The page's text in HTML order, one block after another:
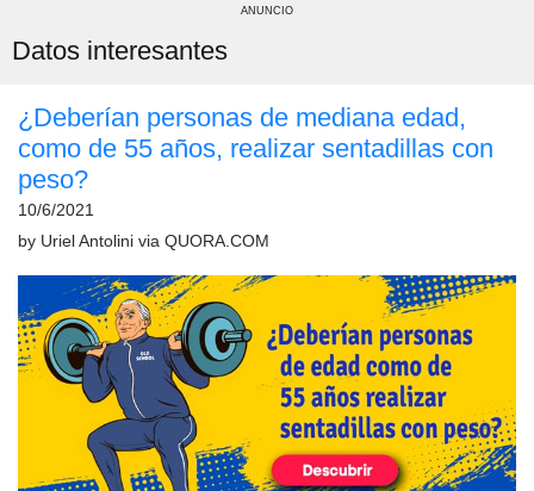
ANUNCIO
Datos interesantes
¿Deberían personas de mediana edad,
como de 55 años, realizar sentadillas con
peso?
10/6/2021
by Uriel Antolini via QUORA.COM